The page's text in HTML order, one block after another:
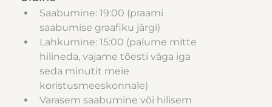
Saabumine: 19:00 (praami
saabumise graafiku järgi)
Lahkumine: 15:00 (palume mitte
hilineda, vajame tõesti väga iga
seda minutit meie
koristusmeeskonnale)
Varasem saabumine või hilisem